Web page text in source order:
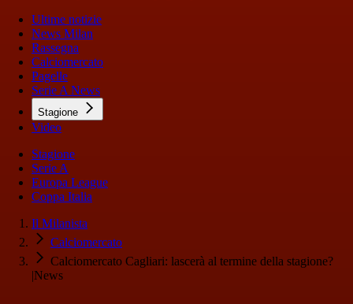
Ultime notizie
News Milan
Rassegna
Calciomercato
Pagelle
Serie A News
Stagione
Video
Stagione
Serie A
Europa League
Coppa Italia
Il Milanista
Calciomercato
Calciomercato Cagliari: lascerà al termine della stagione?
|News